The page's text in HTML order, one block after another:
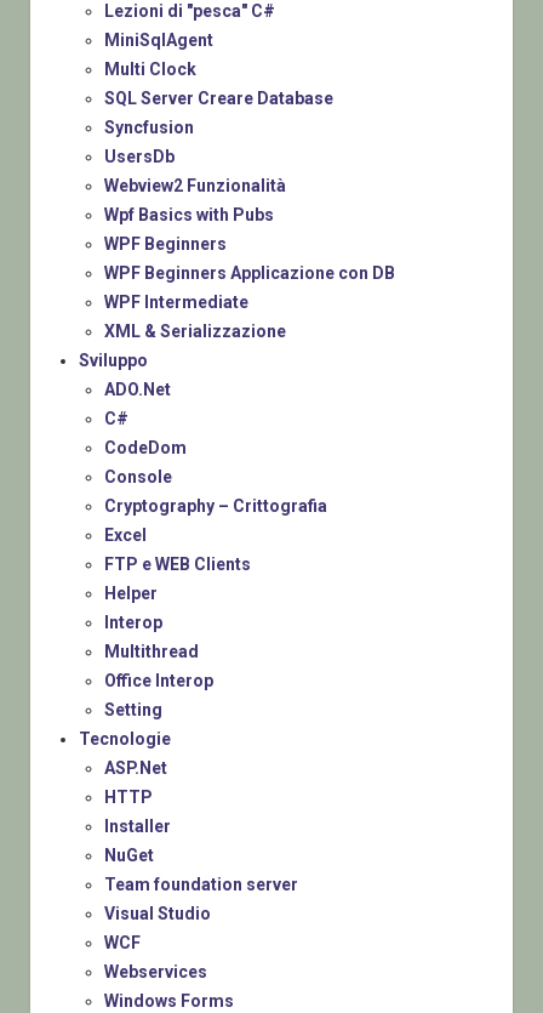
Lezioni di "pesca" C#
MiniSqlAgent
Multi Clock
SQL Server Creare Database
Syncfusion
UsersDb
Webview2 Funzionalità
Wpf Basics with Pubs
WPF Beginners
WPF Beginners Applicazione con DB
WPF Intermediate
XML & Serializzazione
Sviluppo
ADO.Net
C#
CodeDom
Console
Cryptography – Crittografia
Excel
FTP e WEB Clients
Helper
Interop
Multithread
Office Interop
Setting
Tecnologie
ASP.Net
HTTP
Installer
NuGet
Team foundation server
Visual Studio
WCF
Webservices
Windows Forms